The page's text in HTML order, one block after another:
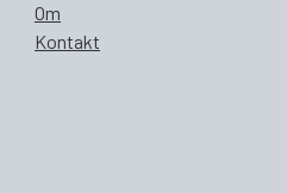
Om
Kontakt